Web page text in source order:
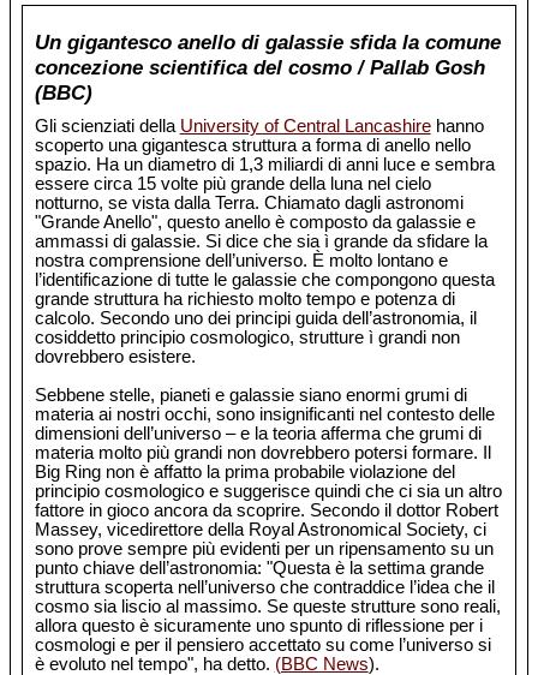
Un gigantesco anello di galassie sfida la comune
concezione scientifica del cosmo / Pallab Gosh
(BBC)
Gli scienziati della University of Central Lancashirehanno
scoperto una gigantesca struttura a forma di anello nello
spazio. Ha un diametro di 1,3 miliardi di anni luce e sembra
essere circa 15 volte più grande della luna nel cielo
notturno, se vista dalla Terra. Chiamato dagli astronomi
"Grande Anello", questo anello è composto da galassie e
ammassi di galassie. Si dice che sia ì grande da sfidare la
nostra comprensione dell’universo. È molto lontano e
l’identificazione di tutte le galassie che compongono questa
grande struttura ha richiesto molto tempo e potenza di
calcolo. Secondo uno dei principi guida dell’astronomia, il
cosiddetto principio cosmologico, strutture ì grandi non
dovrebbero esistere.
Sebbene stelle, pianeti e galassie siano enormi grumi di
materia ai nostri occhi, sono insignificanti nel contesto delle
dimensioni dell’universo – e la teoria afferma che grumi di
materia molto più grandi non dovrebbero potersi formare. Il
Big Ring non è affatto la prima probabile violazione del
principio cosmologico e suggerisce quindi che ci sia un altro
fattore in gioco ancora da scoprire. Secondo il dottor Robert
Massey, vicedirettore della Royal Astronomical Society, ci
sono prove sempre più evidenti per un ripensamento su un
punto chiave dell’astronomia: "Questa è la settima grande
struttura scoperta nell’universo che contraddice l’idea che il
cosmo sia liscio al massimo. Se queste strutture sono reali,
allora questo è sicuramente uno spunto di riflessione per i
cosmologi e per il pensiero accettato su come l’universo si
è evoluto nel tempo", ha detto. (BBC News).